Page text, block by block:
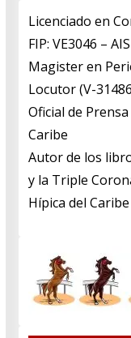
Licenciado en
FIP: VE3046 –
​Magister en
​Locutor (V-
​Oficial de
Caribe
​Autor de los
y la Triple
Hípica del